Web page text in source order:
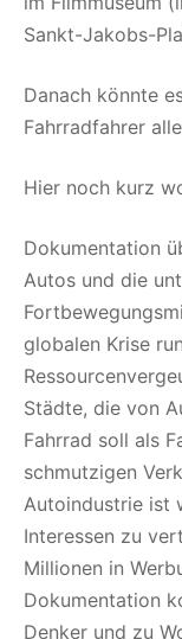
Sankt-Jakobs-
Danach könnte
Fahrradfahrer
Hier noch kurz
Dokumentation
Autos und die
globalen Krise
Städte, die von
Fahrrad soll als
schmutzigen
Autoindustrie ist
Interessen zu
Millionen in
Dokumentation
Denker und zu